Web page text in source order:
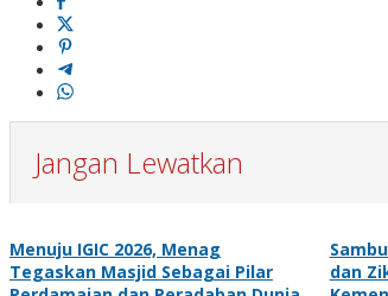
Jangan Lewatkan
Menuju IGIC 2026, Menag
Tegaskan Masjid Sebagai Pilar
dan